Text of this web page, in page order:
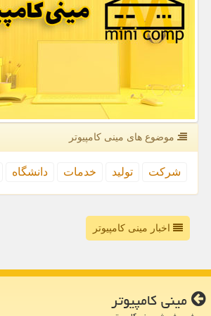
موضوع های مینی كامپیوتر
شركت تولید خدمات دانشگاه
اخبار مینی کامپیوتر
مینی كامپیوتر